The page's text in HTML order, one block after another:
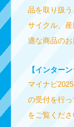
品を取り扱
サイクル、
適な商品のお
【インター
マイナビ
の受付を行
をご覧くださ